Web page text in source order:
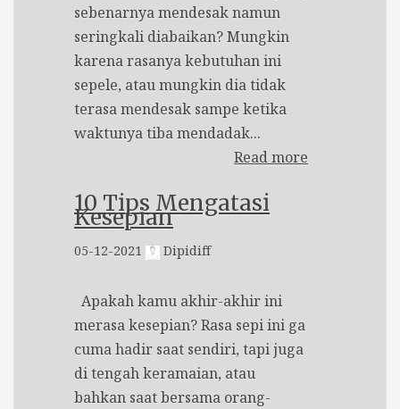
sebenarnya mendesak namun
seringkali diabaikan? Mungkin
karena rasanya kebutuhan ini
sepele, atau mungkin dia tidak
terasa mendesak sampe ketika
waktunya tiba mendadak...
Read more
10 Tips Mengatasi
Kesepian
05-12-2021 Dipidiff
Apakah kamu akhir-akhir ini
merasa kesepian? Rasa sepi ini ga
cuma hadir saat sendiri, tapi juga
di tengah keramaian, atau
bahkan saat bersama orang-